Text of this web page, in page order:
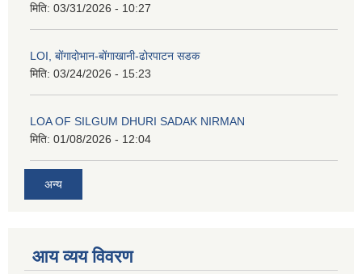
मिति: 03/31/2026 - 10:27
LOI, बोंगादोभान-बोंगाखानी-ढोरपाटन सडक
मिति: 03/24/2026 - 15:23
LOA OF SILGUM DHURI SADAK NIRMAN
मिति: 01/08/2026 - 12:04
अन्य
आय व्यय विवरण